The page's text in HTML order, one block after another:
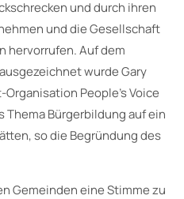
und durch ihren
und die Gesellschaft
hervorrufen. Auf dem
wurde Gary
People’s Voice
Thema Bürgerbildung auf ein
so die Begründung des
Gemeinden eine Stimme zu